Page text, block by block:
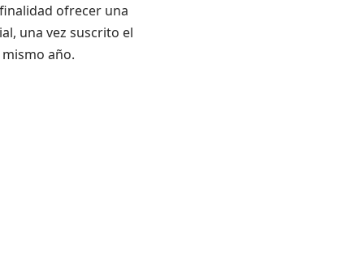
ofrecer una
una vez suscrito el
año.